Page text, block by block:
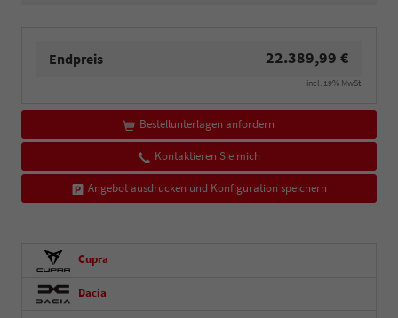
Endpreis 22.389,99 €
incl. 19% MwSt.
Bestellunterlagen anfordern
Kontaktieren Sie mich
Angebot ausdrucken und Konfiguration speichern
Cupra
Dacia